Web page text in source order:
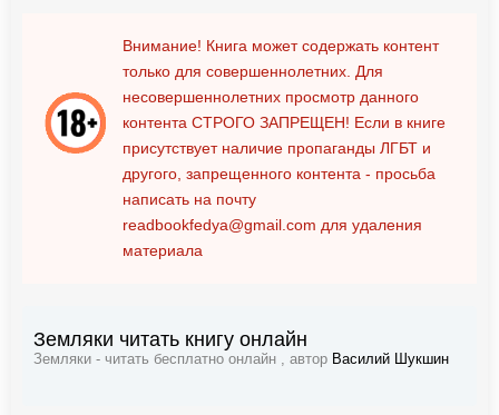
Внимание! Книга может содержать контент
только для совершеннолетних. Для
несовершеннолетних просмотр данного
контента СТРОГО ЗАПРЕЩЕН! Если в книге
присутствует наличие пропаганды ЛГБТ и
другого, запрещенного контента - просьба
написать на почту
readbookfedya@gmail.com для удаления
материала
Земляки читать книгу онлайн
Земляки - читать бесплатно онлайн , автор Василий Шукшин